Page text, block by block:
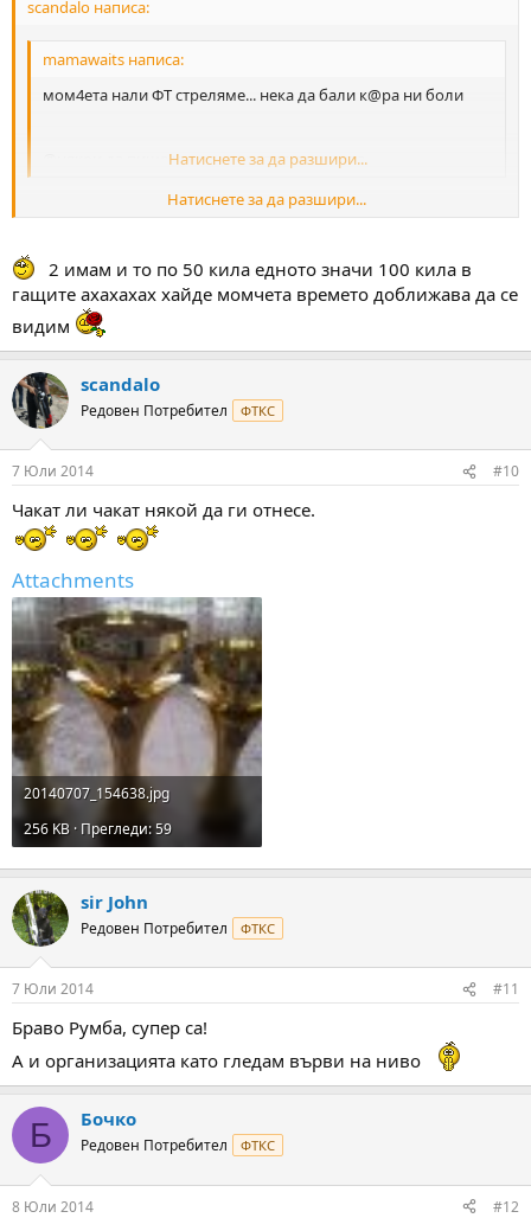
scandalo написа:
mamawaits написа:
мом4ета нали ФТ стреляме... нека да бали к@ра ни боли
@някои да пише ника ми правилно в саита
Натиснете за да разшири...
Ха ха ха и аз така мисля Алекс нека си вали нали е ФТ.
Натиснете за да разшири...
2 имам и то по 50 кила едното значи 100 кила в
гащите axaxaxax хайде момчета времето доближава да се
видим
scandalo
Редовен Потребител ФТКС
7 Юли 2014 #10
Чакат ли чакат някой да ги отнесе.
Attachments
20140707_154638.jpg
256 KB · Прегледи: 59
sir John
Редовен Потребител ФТКС
7 Юли 2014 #11
Браво Румба, супер са!
А и организацията като гледам върви на ниво
Б Бочко
Редовен Потребител ФТКС
8 Юли 2014 #12